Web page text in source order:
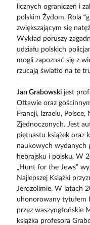
licznych ograniczeń i
polskim Żydom. Rola
zwiększającym się
Wykład poruszy
udziału polskich
mogli zapoznać się z
rzucają światło na te
Jan Grabowskijest
Ottawie oraz
Francji, Izraelu,
Zjednoczonych. Jest
piętnastu książek oraz
naukowych wydanych
hebrajsku i polsku. W
„Hunt for the Jews”
Najlepszej Książki
Jerozolimie. W latach
uhonorowany tytułem
przez waszyngtońskie
książka profesora